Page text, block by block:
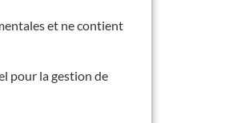
et ne contient
pour la gestion de